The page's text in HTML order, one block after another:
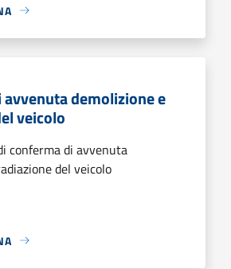
avvenuta demolizione e
veicolo
conferma di avvenuta
del veicolo